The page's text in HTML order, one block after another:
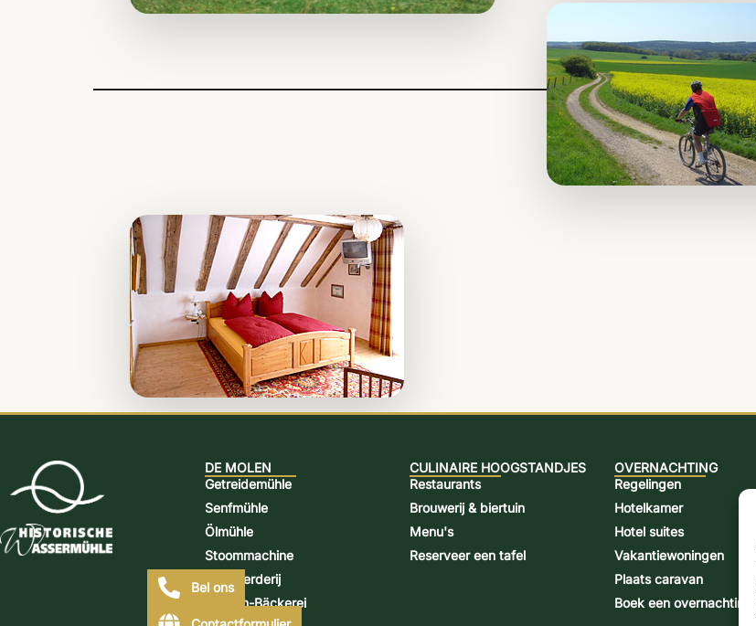
DE MOLEN
Getreidemühle
Senfmühle
Ölmühle
Stoommachine
Distilleerderij
Mühlen-Bäckerei
CULINAIRE HOOGSTANDJES
Restaurants
Brouwerij & biertuin
Menu's
Reserveer een tafel
OVERNACHTING
Regelingen
Hotelkamer
Hotel suites
Vakantiewoningen
Plaats caravan
Boek een overnachting
Bel ons